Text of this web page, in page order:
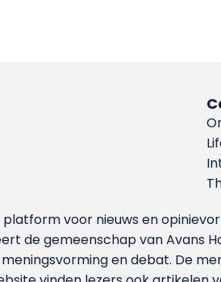
voor nieuws en
de gemeenschap van Avans
en debat. De